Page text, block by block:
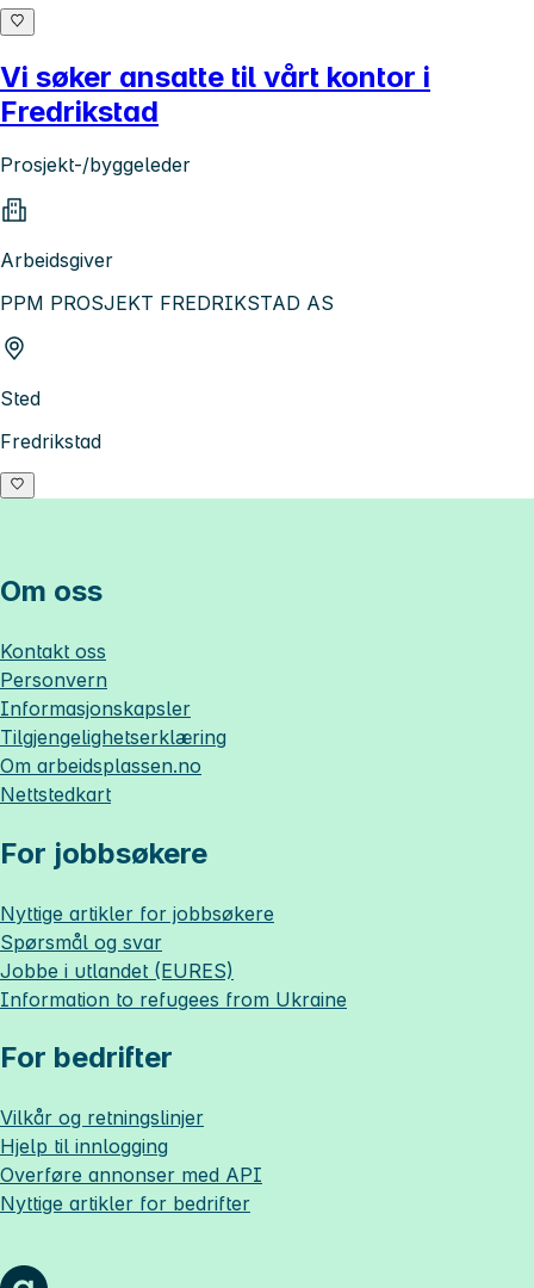
Vi søker ansatte til vårt kontor i
Fredrikstad
Prosjekt-/byggeleder
Arbeidsgiver
PPM PROSJEKT FREDRIKSTAD AS
Sted
Fredrikstad
Om oss
Kontakt oss
Personvern
Informasjonskapsler
Tilgjengelighetserklæring
Om arbeidsplassen.no
Nettstedkart
For jobbsøkere
Nyttige artikler for jobbsøkere
Spørsmål og svar
Jobbe i utlandet (EURES)
Information to refugees from Ukraine
For bedrifter
Vilkår og retningslinjer
Hjelp til innlogging
Overføre annonser med API
Nyttige artikler for bedrifter